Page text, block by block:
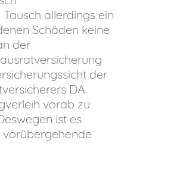
allerdings ein
Schäden keine
der
der
DA
vorab zu
ist es